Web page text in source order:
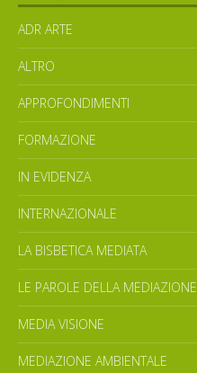
ADR ARTE
ALTRO
APPROFONDIMENTI
FORMAZIONE
IN EVIDENZA
INTERNAZIONALE
LA BISBETICA MEDIATA
LE PAROLE DELLA MEDIAZIONE
MEDIA VISIONE
MEDIAZIONE AMBIENTALE